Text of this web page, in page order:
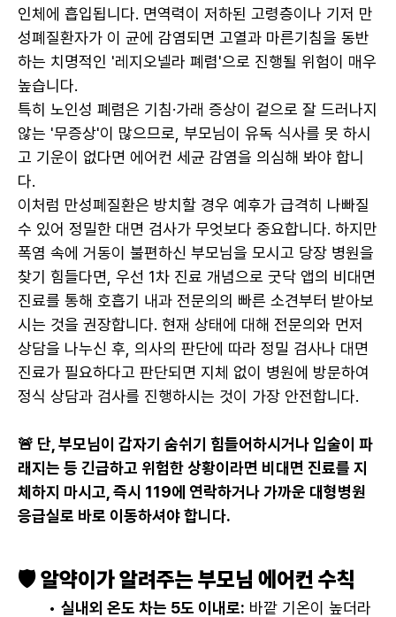
인체에 흡입됩니다. 면역력이 저하된 고령층이나 기저 만
성폐질환자가 이 균에 감염되면 고열과 마른기침을 동반
하는 치명적인 '레지오넬라 폐렴'으로 진행될 위험이 매우
높습니다.
특히 노인성 폐렴은 기침·가래 증상이 겉으로 잘 드러나지
않는 '무증상'이 많으므로, 부모님이 유독 식사를 못 하시
고 기운이 없다면 에어컨 세균 감염을 의심해 봐야 합니
다.
이처럼 만성폐질환은 방치할 경우 예후가 급격히 나빠질
수 있어 정밀한 대면 검사가 무엇보다 중요합니다. 하지만
폭염 속에 거동이 불편하신 부모님을 모시고 당장 병원을
찾기 힘들다면, 우선 1차 진료 개념으로 굿닥 앱의 비대면
진료를 통해 호흡기 내과 전문의의 빠른 소견부터 받아보
시는 것을 권장합니다. 현재 상태에 대해 전문의와 먼저
상담을 나누신 후, 의사의 판단에 따라 정밀 검사나 대면
진료가 필요하다고 판단되면 지체 없이 병원에 방문하여
정식 상담과 검사를 진행하시는 것이 가장 안전합니다.
🚨 단, 부모님이 갑자기 숨쉬기 힘들어하시거나 입술이 파
래지는 등 긴급하고 위험한 상황이라면 비대면 진료를 지
체하지 마시고, 즉시 119에 연락하거나 가까운 대형병원
응급실로 바로 이동하셔야 합니다.
🛡️ 알약이가 알려주는 부모님 에어컨 수칙
실내외 온도 차는 5도 이내로: 바깥 기온이 높더라